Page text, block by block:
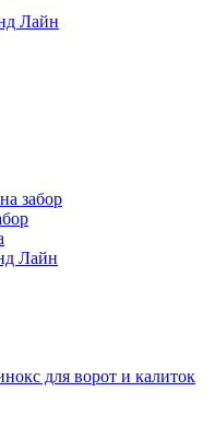
Лайн
забор
Лайн
для ворот и калиток